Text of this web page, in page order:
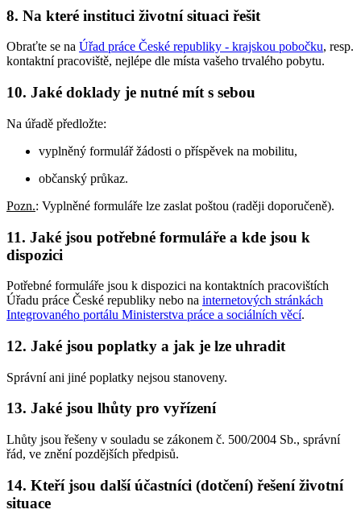
8. Na které instituci životní situaci řešit
Obraťte se na Úřad práce České republiky - krajskou pobočku, resp.
kontaktní pracoviště, nejlépe dle místa vašeho trvalého pobytu.
10. Jaké doklady je nutné mít s sebou
Na úřadě předložte:
vyplněný formulář žádosti o příspěvek na mobilitu,
občanský průkaz.
Pozn.: Vyplněné formuláře lze zaslat poštou (raději doporučeně).
11. Jaké jsou potřebné formuláře a kde jsou k
dispozici
Potřebné formuláře jsou k dispozici na kontaktních pracovištích
Úřadu práce České republiky nebo na internetových stránkách
Integrovaného portálu Ministerstva práce a sociálních věcí.
12. Jaké jsou poplatky a jak je lze uhradit
Správní ani jiné poplatky nejsou stanoveny.
13. Jaké jsou lhůty pro vyřízení
Lhůty jsou řešeny v souladu se zákonem č. 500/2004 Sb., správní
řád, ve znění pozdějších předpisů.
14. Kteří jsou další účastníci (dotčení) řešení životní
situace